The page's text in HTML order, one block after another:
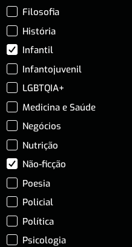
Filosofia
História
Infantil
Infantojuvenil
LGBTQIA+
Medicina e Saúde
Negócios
Nutrição
Não-ficção
Poesia
Policial
Política
Psicologia